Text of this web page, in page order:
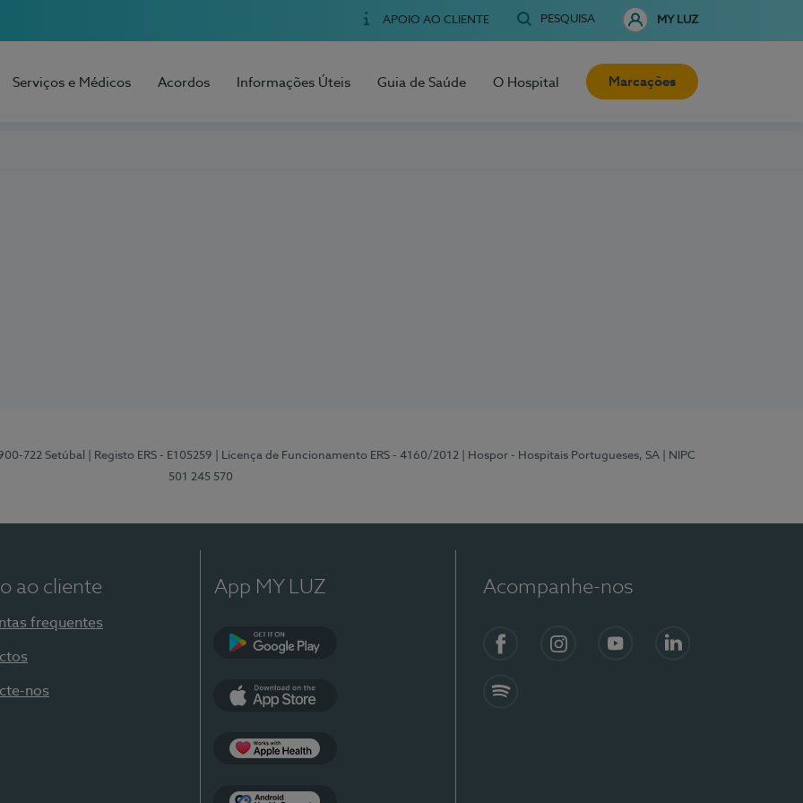
APOIO AO CLIENTE PESQUISA MY LUZ
Serviços e Médicos Acordos Informações Úteis Guia de Saúde O Hospital Marcações
722 Setúbal | Registo ERS - E105259 | Licença de Funcionamento ERS - 4160/2012 | Hospor - Hospitais Portugueses, SA
| NIPC
501 245 570
ao cliente
frequentes
nos
App MY LUZ Acompanhe-nos